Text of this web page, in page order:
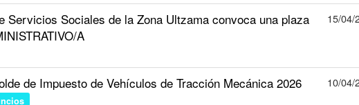
Servicios Sociales de la Zona Ultzama convoca una plaza
A
15/04/
de Impuesto de Vehículos de Tracción Mecánica 2026 10/04/